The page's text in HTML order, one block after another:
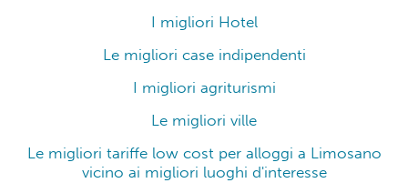
I migliori Hotel
Le migliori case indipendenti
I migliori agriturismi
Le migliori ville
Le migliori tariffe low cost per alloggi a Limosano
vicino ai migliori luoghi d'interesse